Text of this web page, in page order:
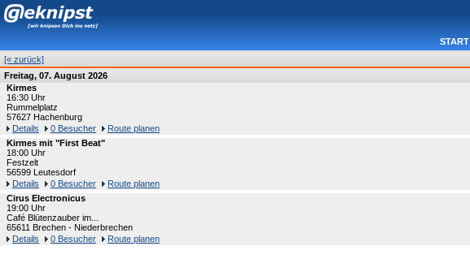
START
[« zurück]
Freitag, 07. August 2026
Kirmes
16:30 Uhr
Rummelplatz
57627 Hachenburg
Details
0 Besucher
Route planen
Kirmes mit "First Beat"
18:00 Uhr
Festzelt
56599 Leutesdorf
Details
0 Besucher
Route planen
Cirus Electronicus
19:00 Uhr
Café Blütenzauber im...
65611 Brechen - Niederbrechen
Details
0 Besucher Route planen